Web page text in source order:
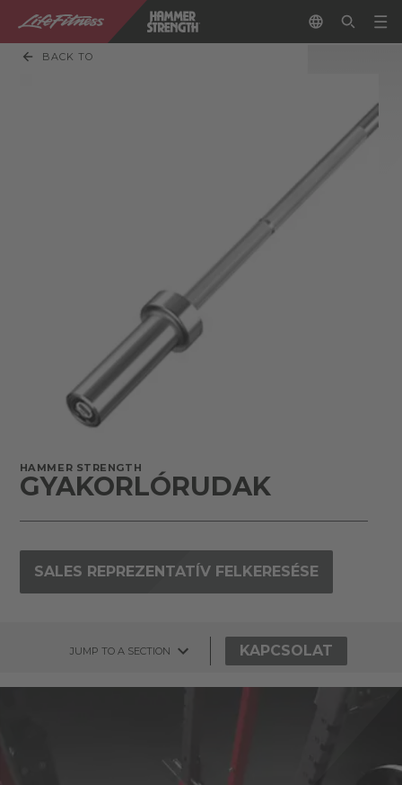
BACK TO
HAMMER STRENGTH
GYAKORLÓRUDAK
SALES REPREZENTATÍV FELKERESÉSE
JUMP TO A SECTION KAPCSOLAT